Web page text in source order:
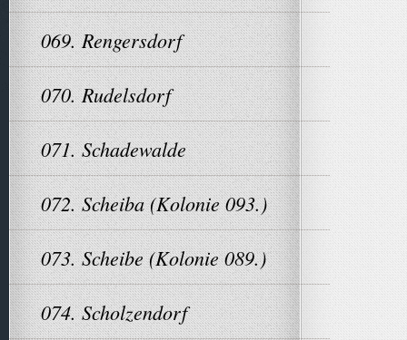
069. Rengersdorf
070. Rudelsdorf
071. Schadewalde
072. Scheiba (Kolonie 093.)
073. Scheibe (Kolonie 089.)
074. Scholzendorf